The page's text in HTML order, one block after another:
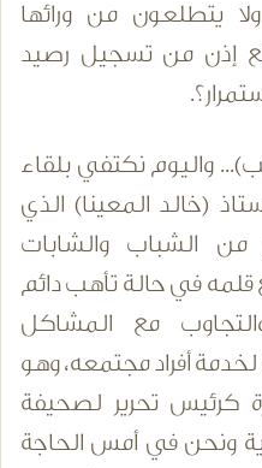
يتطلعون من ورائها
إذن من تسجيل رصيد
واليوم نكتفي بلقاء
(خالد المعينا) الذي
الشباب والشابات
في حالة تأهب دائم
مع المشاكل
لخدمة أفراد مجتمعه، وهو
كرئيس تحرير لصحيفة
ونحن في أمس الحاجة